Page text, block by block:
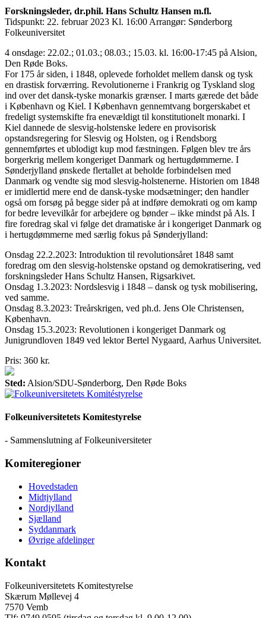
Forskningsleder, dr.phil. Hans Schultz Hansen m.fl.
Tidspunkt: 22. februar 2023 Kl. 16:00 Arrangør: Sønderborg
Folkeuniversitet
4 onsdage: 22.02.; 01.03.; 08.03.; 15.03. kl. 16:00-17:45 på Alsion,
Den Røde Boks.
For 175 år siden, i 1848, oplevede forholdet mellem dansk og tysk
en drastisk forværring. Revolutionerne i Frankrig og Tyskland slog
ind over det dansk-tyske monarkis grænser. I marts gærede det både
i København og Kiel. I København gennemtvang borgerskabet et
fredeligt systemskifte fra enevældigt til konstitutionelt monarki. I
Kiel dannede de slesvig-holstenske ledere en provisorisk
opstandsregering for Slesvig og Holsten, og i Rendsborg
gennemførtes et ublodigt kup mod fæstningen. Følgen blev tre års
borgerkrig mellem kongeriget Danmark og hertugdømmerne. I
Sønderjylland ønskede flertallet at beholde forbindelsen med
Danmark og vendte sig mod slesvig-holstenerne. Historien om 1848
er imidlertid mere end de dansk-tyske modsætninger; den handler
også om forsøg på begge sider på at indføre demokrati og om kamp
for bedre levevilkår for arbejdere og bønder – ikke mindst på Als. I
fire foredrag skal vi følge det dramatiske år i kongeriget Danmark og
i hertugdømmerne med særlig fokus på Sønderjylland:
Onsdag 22.2.2023: Introduktion til revolutionsåret 1848 samt
foredrag om den slesvig-holstenske opstand og demokratisering, ved
forskningsleder Hans Schultz Hansen, Rigsarkivet.
Onsdag 1.3.2023: Nordslesvig i 1848 – dansk og tysk mobilisering,
ved samme.
Onsdag 8.3.2023: Treårskrigen, ved ph.d. Jens Ole Christensen,
København.
Onsdag 15.3.2023: Revolutionen i kongeriget Danmark og
Junigrundloven 1849 ved lektor Bertel Nygaard, Aarhus Universitet.
Pris: 360 kr.
Sted: Alsion/SDU-Sønderborg, Den Røde Boks
Folkeuniversitetets Komitestyrelse
- Sammenslutning af Folkeuniversiteter
Komiteregioner
Hovedstaden
Midtjylland
Nordjylland
Sjælland
Syddanmark
Øvrige afdelinger
Kontakt
Folkeuniversitetets Komitestyrelse
Skærum Møllevej 4
7570 Vemb